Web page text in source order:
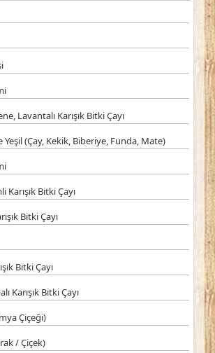
Lavantalı Karışık Bitki Çayı
Yeşil (Çay, Kekik, Biberiye, Funda, Mate)
Karışık Bitki Çayı
Bitki Çayı
Bitki Çayı
Karışık Bitki Çayı
Çiçeği)
/ Çiçek)